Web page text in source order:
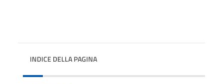
INDICE DELLA PAGINA